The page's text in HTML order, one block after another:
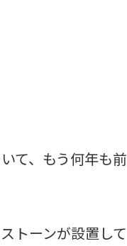
て、もう何年も前
トーンが設置して